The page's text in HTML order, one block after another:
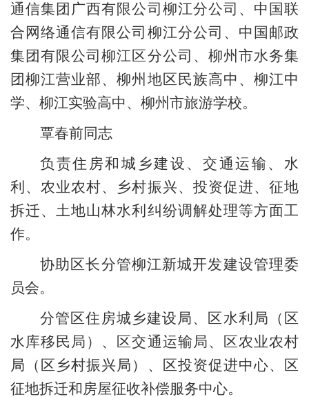
通信集团广西有限公司柳江分公司、中国联
合网络通信有限公司柳江分公司、中国邮政
集团有限公司柳江区分公司 、 柳州市水务集
团柳江营业部、柳州地区民族高中、柳江中
学、柳江实验高中、柳州市旅游学校。
覃春前同志
负责住房和城乡建设、交通运输、水
利、农业农村、乡村振兴、 投资促进、 征地
拆迁、土地山林水利纠纷调解处理等方面工
作。
协助区长分管柳江新城开发建设管理委
员会。
分管 区住房城乡建设局、
区水利局（区
水库移民局）、
区交通运输局、
区农业农村
局（区乡村振兴局）、
区投资促进中心、
区
征地拆迁和房屋征收补偿服务中心。